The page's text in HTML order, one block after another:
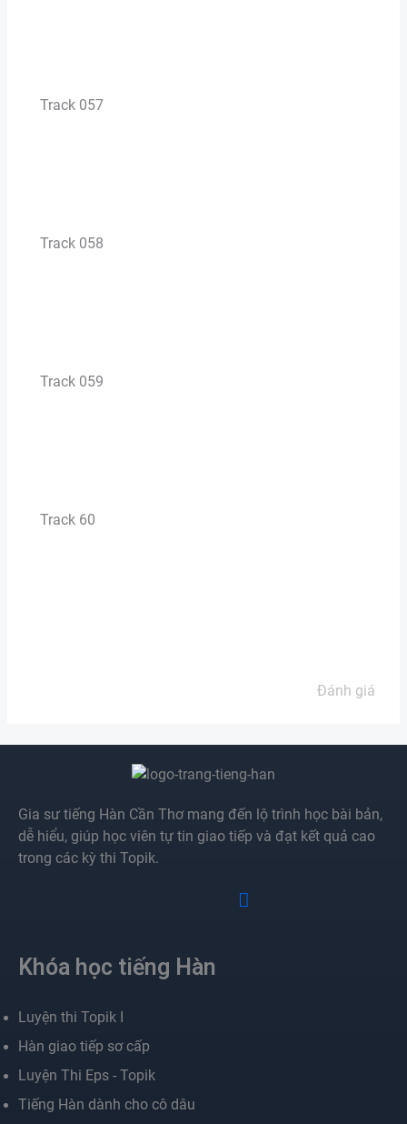
Track 057
Track 058
Track 059
Track 60
Đánh giá
Gia sư tiếng Hàn Cần Thơ mang đến lộ trình học bài bản,
dễ hiểu, giúp học viên tự tin giao tiếp và đạt kết quả cao
trong các kỳ thi Topik.
Khóa học tiếng Hàn
Luyện thi Topik I
Hàn giao tiếp sơ cấp
Luyện Thi Eps - Topik
Tiếng Hàn dành cho cô dâu